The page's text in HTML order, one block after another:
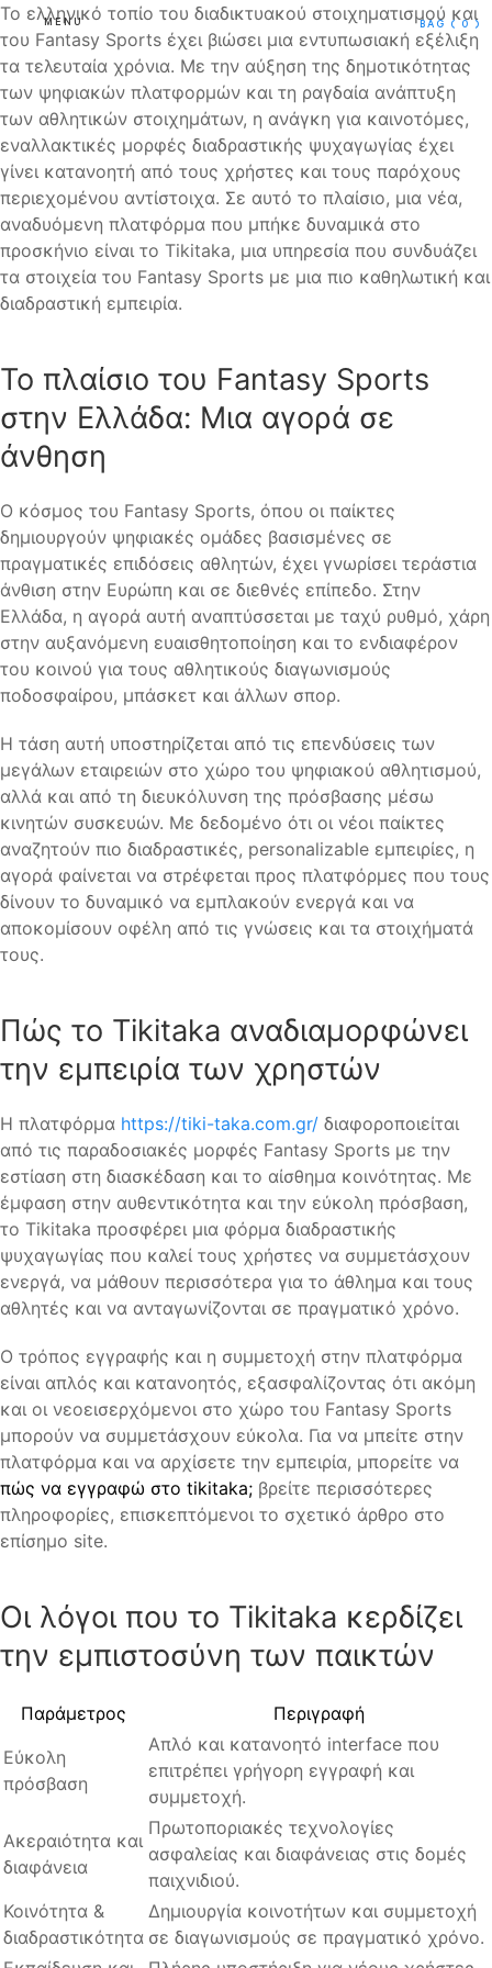
MENU BAG ( 0 )
Το ελληνικό τοπίο του διαδικτυακού στοιχηματισμού και
του Fantasy Sports έχει βιώσει μια εντυπωσιακή εξέλιξη
τα τελευταία χρόνια. Με την αύξηση της δημοτικότητας
των ψηφιακών πλατφορμών και τη ραγδαία ανάπτυξη
των αθλητικών στοιχημάτων, η ανάγκη για καινοτόμες,
εναλλακτικές μορφές διαδραστικής ψυχαγωγίας έχει
γίνει κατανοητή από τους χρήστες και τους παρόχους
περιεχομένου αντίστοιχα. Σε αυτό το πλαίσιο, μια νέα,
αναδυόμενη πλατφόρμα που μπήκε δυναμικά στο
προσκήνιο είναι το Tikitaka, μια υπηρεσία που συνδυάζει
τα στοιχεία του Fantasy Sports με μια πιο καθηλωτική και
διαδραστική εμπειρία.
Το πλαίσιο του Fantasy Sports
στην Ελλάδα: Μια αγορά σε
άνθηση
Ο κόσμος του Fantasy Sports, όπου οι παίκτες
δημιουργούν ψηφιακές ομάδες βασισμένες σε
πραγματικές επιδόσεις αθλητών, έχει γνωρίσει τεράστια
άνθιση στην Ευρώπη και σε διεθνές επίπεδο. Στην
Ελλάδα, η αγορά αυτή αναπτύσσεται με ταχύ ρυθμό, χάρη
στην αυξανόμενη ευαισθητοποίηση και το ενδιαφέρον
του κοινού για τους αθλητικούς διαγωνισμούς
ποδοσφαίρου, μπάσκετ και άλλων σπορ.
Η τάση αυτή υποστηρίζεται από τις επενδύσεις των
μεγάλων εταιρειών στο χώρο του ψηφιακού αθλητισμού,
αλλά και από τη διευκόλυνση της πρόσβασης μέσω
κινητών συσκευών. Με δεδομένο ότι οι νέοι παίκτες
αναζητούν πιο διαδραστικές, personalizable εμπειρίες, η
αγορά φαίνεται να στρέφεται προς πλατφόρμες που τους
δίνουν το δυναμικό να εμπλακούν ενεργά και να
αποκομίσουν οφέλη από τις γνώσεις και τα στοιχήματά
τους.
Πώς το Tikitaka αναδιαμορφώνει
την εμπειρία των χρηστών
Η πλατφόρμα https://tiki-taka.com.gr/ διαφοροποιείται
από τις παραδοσιακές μορφές Fantasy Sports με την
εστίαση στη διασκέδαση και το αίσθημα κοινότητας. Με
έμφαση στην αυθεντικότητα και την εύκολη πρόσβαση,
το Tikitaka προσφέρει μια φόρμα διαδραστικής
ψυχαγωγίας που καλεί τους χρήστες να συμμετάσχουν
ενεργά, να μάθουν περισσότερα για το άθλημα και τους
αθλητές και να ανταγωνίζονται σε πραγματικό χρόνο.
Ο τρόπος εγγραφής και η συμμετοχή στην πλατφόρμα
είναι απλός και κατανοητός, εξασφαλίζοντας ότι ακόμη
και οι νεοεισερχόμενοι στο χώρο του Fantasy Sports
μπορούν να συμμετάσχουν εύκολα. Για να μπείτε στην
πλατφόρμα και να αρχίσετε την εμπειρία, μπορείτε να
πώς να εγγραφώ στο tikitaka; βρείτε περισσότερες
πληροφορίες, επισκεπτόμενοι το σχετικό άρθρο στο
επίσημο site.
Οι λόγοι που το Tikitaka κερδίζει
την εμπιστοσύνη των παικτών
Παράμετρος
Περιγραφή
Εύκολη
πρόσβαση
Απλό και κατανοητό interface που
επιτρέπει γρήγορη εγγραφή και
συμμετοχή.
Ακεραιότητα και
διαφάνεια
Πρωτοποριακές τεχνολογίες
ασφαλείας και διαφάνειας στις δομές
παιχνιδιού.
Κοινότητα &
διαδραστικότητα
Δημιουργία κοινοτήτων και συμμετοχή
σε διαγωνισμούς σε πραγματικό χρόνο.